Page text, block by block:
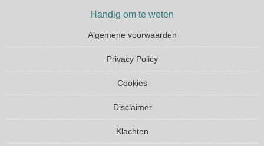
Handig om te weten
Algemene voorwaarden
Privacy Policy
Cookies
Disclaimer
Klachten